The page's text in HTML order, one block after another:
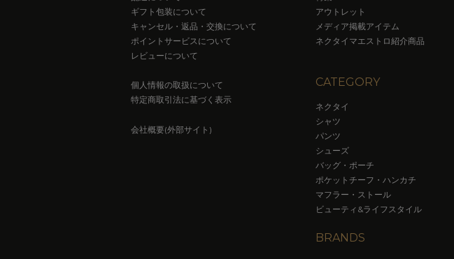
ギフト包装について
キャンセル・返品・交換について
ポイントサービスについて
レビューについて
個人情報の取扱について
特定商取引法に基づく表示
会社概要(外部サイト)
アウトレット
メディア掲載アイテム
ネクタイマエストロ紹介商品
CATEGORY
ネクタイ
シャツ
パンツ
シューズ
バッグ・ポーチ
ポケットチーフ・ハンカチ
マフラー・ストール
ビューティ&ライフスタイル
BRANDS